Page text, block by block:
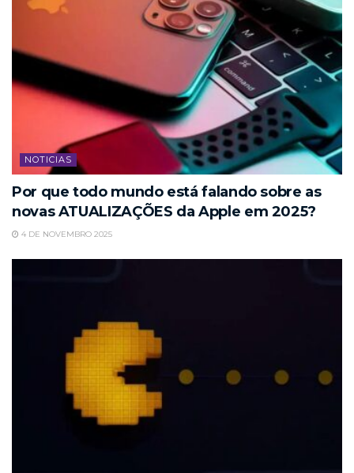
NOTICIAS
Por que todo mundo está falando sobre as
novas ATUALIZAÇÕES da Apple em 2025?
4 DE NOVEMBRO 2025